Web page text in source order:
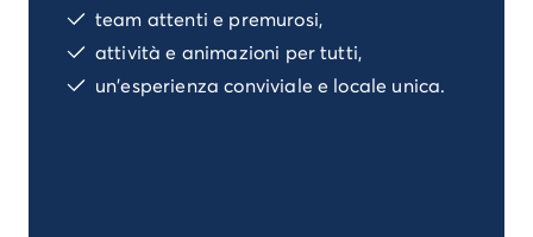
Campeggio Germania
Campeggio Austria
Campeggio Stiria
team attenti e premurosi,
attività e animazioni per tutti,
un'esperienza conviviale e locale unica.